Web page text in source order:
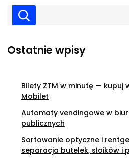
Ostatnie wpisy
Bilety ZTM w minutę — kupuj
Mobilet
Automaty vendingowe w
publicznych
Sortowanie optyczne i
separacja butelek, słoików i